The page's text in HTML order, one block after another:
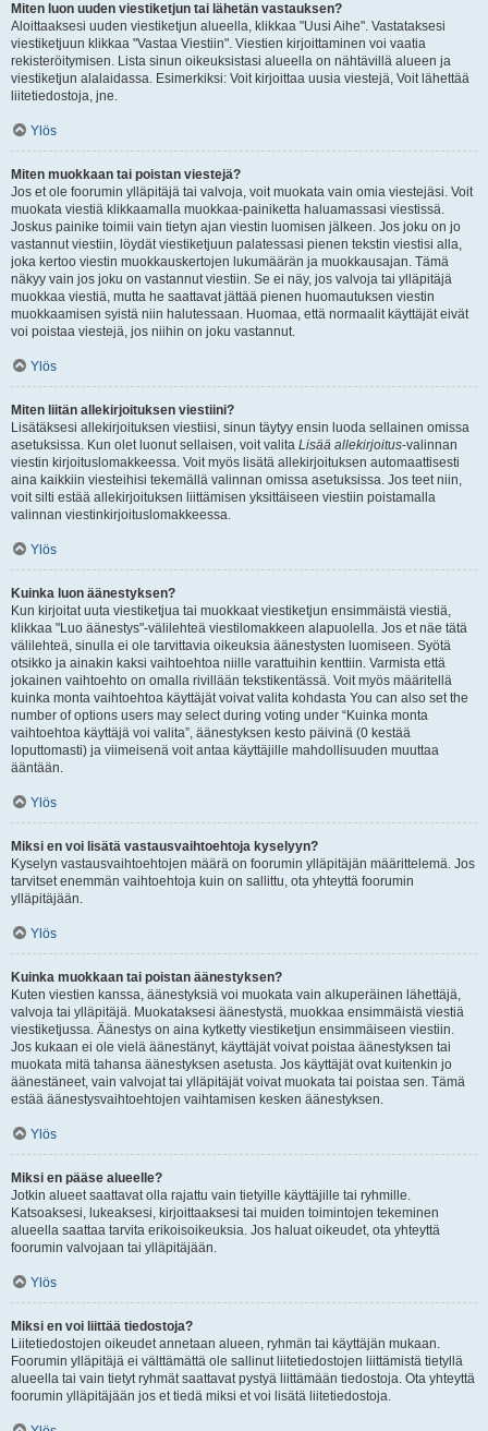
Miten luon uuden viestiketjun tai lähetän vastauksen?
Aloittaaksesi uuden viestiketjun alueella, klikkaa "Uusi Aihe". Vastataksesi
viestiketjuun klikkaa "Vastaa Viestiin". Viestien kirjoittaminen voi vaatia
rekisteröitymisen. Lista sinun oikeuksistasi alueella on nähtävillä alueen ja
viestiketjun alalaidassa. Esimerkiksi: Voit kirjoittaa uusia viestejä, Voit lähettää
liitetiedostoja, jne.
Ylös
Miten muokkaan tai poistan viestejä?
Jos et ole foorumin ylläpitäjä tai valvoja, voit muokata vain omia viestejäsi. Voit
muokata viestiä klikkaamalla muokkaa-painiketta haluamassasi viestissä.
Joskus painike toimii vain tietyn ajan viestin luomisen jälkeen. Jos joku on jo
vastannut viestiin, löydät viestiketjuun palatessasi pienen tekstin viestisi alla,
joka kertoo viestin muokkauskertojen lukumäärän ja muokkausajan. Tämä
näkyy vain jos joku on vastannut viestiin. Se ei näy, jos valvoja tai ylläpitäjä
muokkaa viestiä, mutta he saattavat jättää pienen huomautuksen viestin
muokkaamisen syistä niin halutessaan. Huomaa, että normaalit käyttäjät eivät
voi poistaa viestejä, jos niihin on joku vastannut.
Ylös
Miten liitän allekirjoituksen viestiini?
Lisätäksesi allekirjoituksen viestiisi, sinun täytyy ensin luoda sellainen omissa
asetuksissa. Kun olet luonut sellaisen, voit valita Lisää allekirjoitus-valinnan
viestin kirjoituslomakkeessa. Voit myös lisätä allekirjoituksen automaattisesti
aina kaikkiin viesteihisi tekemällä valinnan omissa asetuksissa. Jos teet niin,
voit silti estää allekirjoituksen liittämisen yksittäiseen viestiin poistamalla
valinnan viestinkirjoituslomakkeessa.
Ylös
Kuinka luon äänestyksen?
Kun kirjoitat uuta viestiketjua tai muokkaat viestiketjun ensimmäistä viestiä,
klikkaa "Luo äänestys"-välilehteä viestilomakkeen alapuolella. Jos et näe tätä
välilehteä, sinulla ei ole tarvittavia oikeuksia äänestysten luomiseen. Syötä
otsikko ja ainakin kaksi vaihtoehtoa niille varattuihin kenttiin. Varmista että
jokainen vaihtoehto on omalla rivillään tekstikentässä. Voit myös määritellä
kuinka monta vaihtoehtoa käyttäjät voivat valita kohdasta You can also set the
number of options users may select during voting under “Kuinka monta
vaihtoehtoa käyttäjä voi valita”, äänestyksen kesto päivinä (0 kestää
loputtomasti) ja viimeisenä voit antaa käyttäjille mahdollisuuden muuttaa
ääntään.
Ylös
Miksi en voi lisätä vastausvaihtoehtoja kyselyyn?
Kyselyn vastausvaihtoehtojen määrä on foorumin ylläpitäjän määrittelemä. Jos
tarvitset enemmän vaihtoehtoja kuin on sallittu, ota yhteyttä foorumin
ylläpitäjään.
Ylös
Kuinka muokkaan tai poistan äänestyksen?
Kuten viestien kanssa, äänestyksiä voi muokata vain alkuperäinen lähettäjä,
valvoja tai ylläpitäjä. Muokataksesi äänestystä, muokkaa ensimmäistä viestiä
viestiketjussa. Äänestys on aina kytketty viestiketjun ensimmäiseen viestiin.
Jos kukaan ei ole vielä äänestänyt, käyttäjät voivat poistaa äänestyksen tai
muokata mitä tahansa äänestyksen asetusta. Jos käyttäjät ovat kuitenkin jo
äänestäneet, vain valvojat tai ylläpitäjät voivat muokata tai poistaa sen. Tämä
estää äänestysvaihtoehtojen vaihtamisen kesken äänestyksen.
Ylös
Miksi en pääse alueelle?
Jotkin alueet saattavat olla rajattu vain tietyille käyttäjille tai ryhmille.
Katsoaksesi, lukeaksesi, kirjoittaaksesi tai muiden toimintojen tekeminen
alueella saattaa tarvita erikoisoikeuksia. Jos haluat oikeudet, ota yhteyttä
foorumin valvojaan tai ylläpitäjään.
Ylös
Miksi en voi liittää tiedostoja?
Liitetiedostojen oikeudet annetaan alueen, ryhmän tai käyttäjän mukaan.
Foorumin ylläpitäjä ei välttämättä ole sallinut liitetiedostojen liittämistä tietyllä
alueella tai vain tietyt ryhmät saattavat pystyä liittämään tiedostoja. Ota yhteyttä
foorumin ylläpitäjään jos et tiedä miksi et voi lisätä liitetiedostoja.